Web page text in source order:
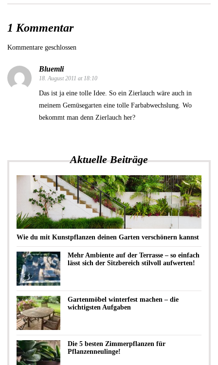
1 Kommentar
Kommentare geschlossen
Bluemli
18. August 2011 at 18:10
Das ist ja eine tolle Idee. So ein Zierlauch wäre auch in
meinem Gemüsegarten eine tolle Farbabwechslung. Wo
bekommt man denn Zierlauch her?
Aktuelle Beiträge
Wie du mit Kunstpflanzen deinen Garten verschönern kannst
Mehr Ambiente auf der Terrasse – so einfach
lässt sich der Sitzbereich stilvoll aufwerten!
Gartenmöbel winterfest machen – die
wichtigsten Aufgaben
Die 5 besten Zimmerpflanzen für
Pflanzenneulinge!